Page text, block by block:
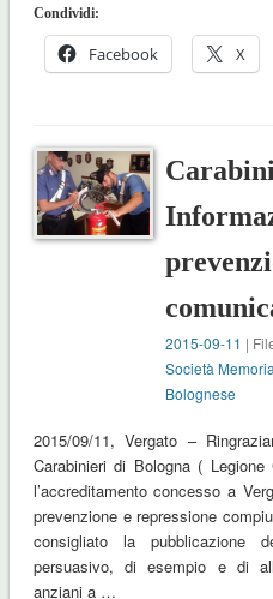
Condividi:
Facebook X
2015-09-11 |
Società Memoria
Bolognese
2015/09/11, Vergato –
Carabinieri di Bologna (
l’accreditamento concesso a
prevenzione e repressione
consigliato la pubblicazione
persuasivo, di esempio e di
anziani a …